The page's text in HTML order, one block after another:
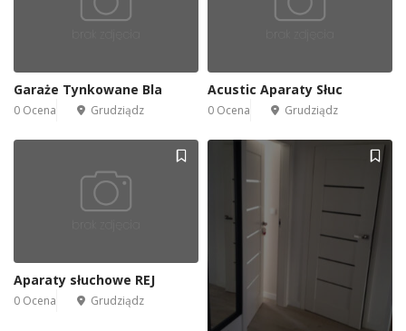
Garaże Tynkowane Bla
0 Ocena Grudziądz
Acustic Aparaty Słuc
0 Ocena Grudziądz
Aparaty słuchowe REJ
0 Ocena Grudziądz